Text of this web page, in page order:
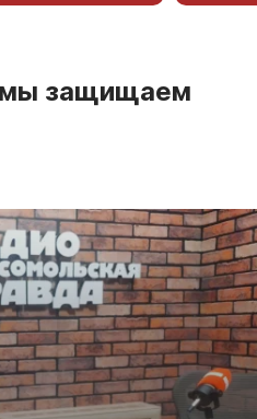
защищаем